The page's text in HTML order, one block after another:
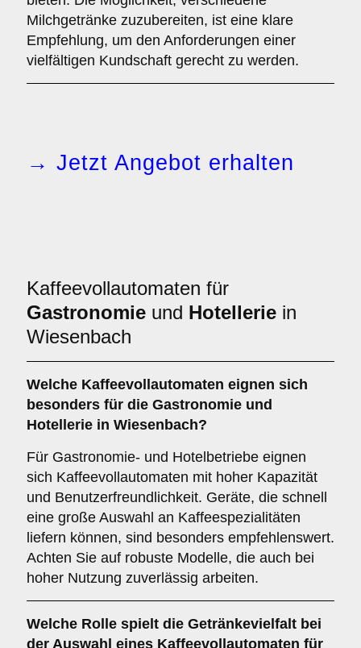
Milchgetränke zuzubereiten, ist eine klare
Empfehlung, um den Anforderungen einer
vielfältigen Kundschaft gerecht zu werden.
→ Jetzt Angebot erhalten
Kaffeevollautomaten für
Gastronomie und Hotellerie in
Wiesenbach
Welche Kaffeevollautomaten eignen sich
besonders für die Gastronomie und
Hotellerie in Wiesenbach?
Für Gastronomie- und Hotelbetriebe eignen
sich Kaffeevollautomaten mit hoher Kapazität
und Benutzerfreundlichkeit. Geräte, die schnell
eine große Auswahl an Kaffeespezialitäten
liefern können, sind besonders empfehlenswert.
Achten Sie auf robuste Modelle, die auch bei
hoher Nutzung zuverlässig arbeiten.
Welche Rolle spielt die Getränkevielfalt bei
der Auswahl eines Kaffeevollautomaten für